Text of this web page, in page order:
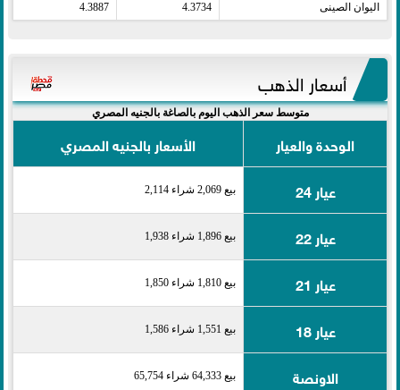
اليوان الصينى​ 4.3734
4.3887
أسعار الذهب
متوسط سعر الذهب اليوم بالصاغة بالجنيه المصري
الوحدة والعيار
الأسعار بالجنيه المصري
عيار 24
بيع 2,069 شراء 2,114
عيار 22 بيع 1,896 شراء 1,938
عيار 21 بيع 1,810 شراء 1,850
عيار 18 بيع 1,551 شراء 1,586
الاونصة بيع 64,333 شراء 65,754